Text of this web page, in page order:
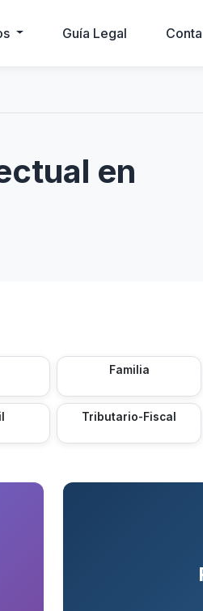
Guía Legal
en
Familia
Tributario-Fiscal